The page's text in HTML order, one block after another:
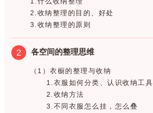
2.收纳整理的目的、好处
3.收纳整理的原则
2 各空间的整理思维
（1）衣橱的整理与收纳
1.衣服如何分类、认识收纳工具
2.收纳方法
3.不同衣服怎么挂，怎么叠